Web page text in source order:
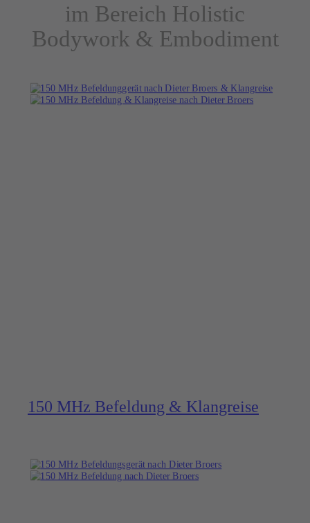
im Bereich Holistic
Bodywork & Embodiment
150 MHz Befeldung & Klangreise